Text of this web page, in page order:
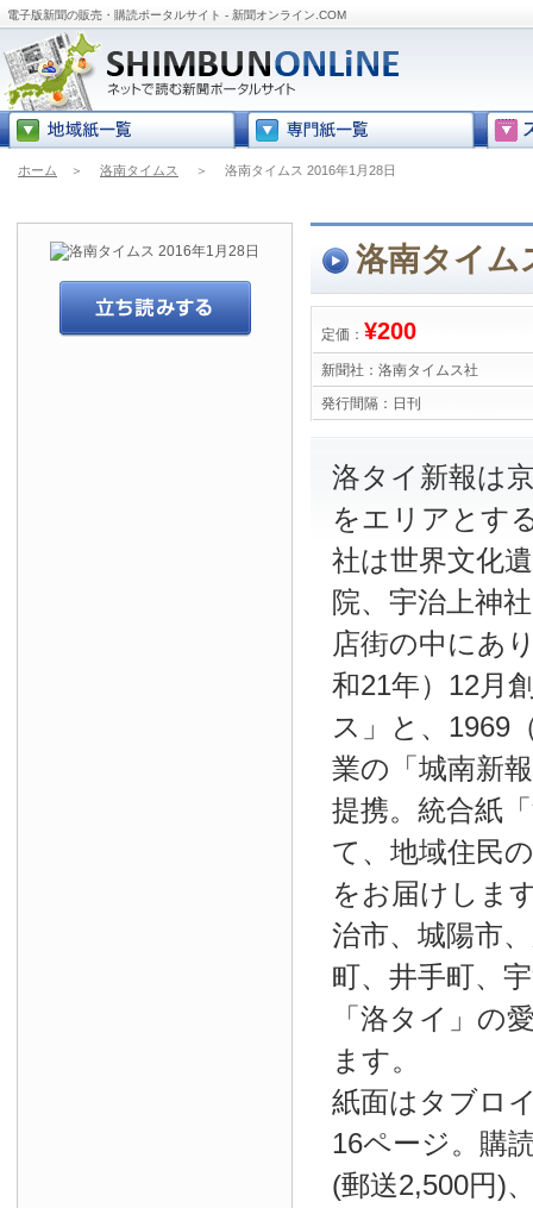
電子版新聞の販売・購読ポータルサイト - 新聞オンライン.COM
ホーム ＞ 洛南タイムス ＞ 洛南タイムス 2016年1月28日
洛南タイム
定価： ¥200
新聞社： 洛南タイムス社
発行間隔： 日刊
洛タイ新報は
をエリアとす
社は世界文化
院、宇治上神
店街の中にあ
和21年）12月
ス」と、1969
業の「城南新
提携。統合紙
て、地域住民
をお届けしま
治市、城陽市
町、井手町、
「洛タイ」の
ます。
紙面はタブロ
16ページ。購
(郵送2,500円)